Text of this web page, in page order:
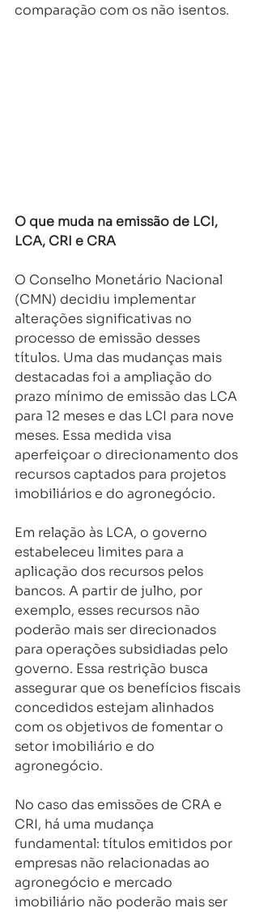
comparação com os não isentos.
O que muda na emissão de LCI,
LCA, CRI e CRA
O Conselho Monetário Nacional
(CMN) decidiu implementar
alterações significativas no
processo de emissão desses
títulos. Uma das mudanças mais
destacadas foi a ampliação do
prazo mínimo de emissão das LCA
para 12 meses e das LCI para nove
meses. Essa medida visa
aperfeiçoar o direcionamento dos
recursos captados para projetos
imobiliários e do agronegócio.
Em relação às LCA, o governo
estabeleceu limites para a
aplicação dos recursos pelos
bancos. A partir de julho, por
exemplo, esses recursos não
poderão mais ser direcionados
para operações subsidiadas pelo
governo. Essa restrição busca
assegurar que os benefícios fiscais
concedidos estejam alinhados
com os objetivos de fomentar o
setor imobiliário e do
agronegócio.
No caso das emissões de CRA e
CRI, há uma mudança
fundamental: títulos emitidos por
empresas não relacionadas ao
agronegócio e mercado
imobiliário não poderão mais ser